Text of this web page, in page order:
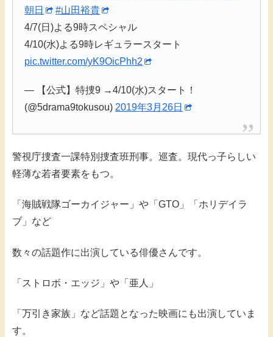
朝日
#山田裕貴
4/7(日)よる9時スペシャル
4/10(水)よる9時レギュラースタート
pic.twitter.com/yK9OicPhh2
— 【公式】特捜9 →4/10(水)スタート！
(@5drama9tokusou) 2019年3月26日
警視庁捜査一課特別捜査班刑事。巡査。現代っ子らしい
軽薄な若者要素をもつ。
「海賊戦隊ゴーカイジャー」や「GTO」「ホリデイラ
ブ」など
数々の話題作に出演している俳優さんです。
「ストロボ・エッジ」や「亜人」
「万引き家族」など話題となった映画にも出演していま
す。